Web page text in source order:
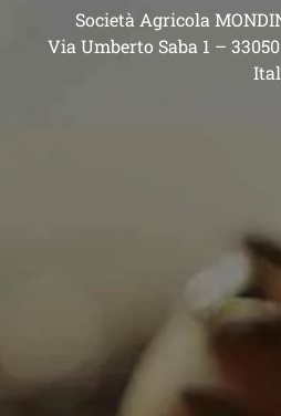
Società Agricola
Via Umberto Saba 1 –